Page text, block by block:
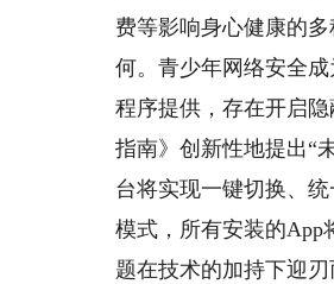
费等影响身心健康的
何。青少年网络安全
程序提供，存在开启
指南》创新性地提出“
台将实现一键切换、
模式，所有安装的App
题在技术的加持下迎刃